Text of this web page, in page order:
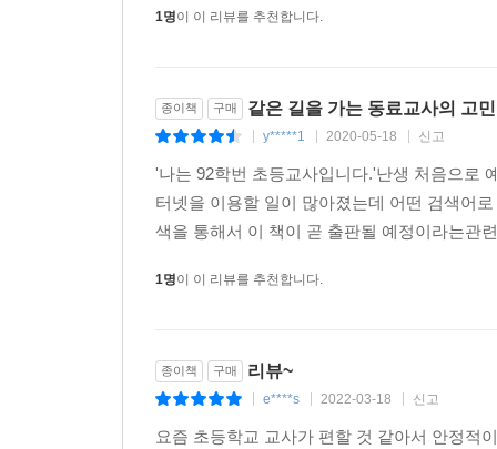
1명이 이 리뷰를 추천합니다.
종이책 구매 같은 길을 가는 동료교사의 고
y*****1 2020-05-18 신고
'나는 92학번 초등교사입니다.'난생 처음으로
터넷을 이용할 일이 많아졌는데 어떤 검색어
색을 통해서 이 책이 곧 출판될 예정이라는관
1명이 이 리뷰를 추천합니다.
종이책 구매 리뷰~
e****s 2022-03-18 신고
요즘 초등학교 교사가 편할 것 같아서 안정적